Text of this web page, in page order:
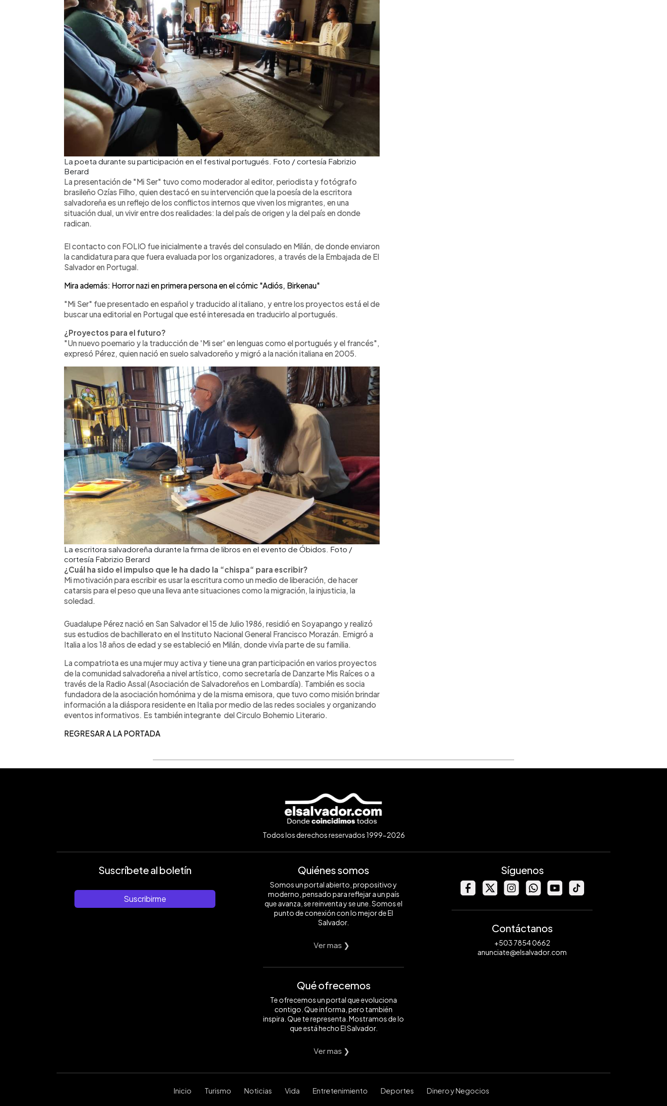
La poeta durante su participación en el festival portugués. Foto / cortesía Fabrizio
Berard
La presentación de "Mi Ser" tuvo como moderador al editor, periodista y fotógrafo
brasileño Ozías Filho, quien destacó en su intervención que la poesía de la escritora
salvadoreña es un reflejo de los conflictos internos que viven los migrantes, en una
situación dual, un vivir entre dos realidades: la del país de origen y la del país en donde
radican.
El contacto con FOLIO fue inicialmente a través del consulado en Milán, de donde enviaron
la candidatura para que fuera evaluada por los organizadores, a través de la Embajada de El
Salvador en Portugal.
Mira además: Horror nazi en primera persona en el cómic "Adiós, Birkenau"
"Mi Ser" fue presentado en español y traducido al italiano, y entre los proyectos está el de
buscar una editorial en Portugal que esté interesada en traducirlo al portugués.
¿Proyectos para el futuro?
"Un nuevo poemario y la traducción de 'Mi ser' en lenguas como el portugués y el francés",
expresó Pérez, quien nació en suelo salvadoreño y migró a la nación italiana en 2005.
La escritora salvadoreña durante la firma de libros en el evento de Óbidos. Foto /
cortesía Fabrizio Berard
¿Cuál ha sido el impulso que le ha dado la “chispa“ para escribir?
Mi motivación para escribir es usar la escritura como un medio de liberación, de hacer
catarsis para el peso que una lleva ante situaciones como la migración, la injusticia, la
soledad.
Guadalupe Pérez nació en San Salvador el 15 de Julio 1986, residió en Soyapango y realizó
sus estudios de bachillerato en el Instituto Nacional General Francisco Morazán. Emigró a
Italia a los 18 años de edad y se estableció en Milán, donde vivía parte de su familia.
La compatriota es una mujer muy activa y tiene una gran participación en varios proyectos
de la comunidad salvadoreña a nivel artístico, como secretaría de Danzarte Mis Raíces o a
través de la Radio Assal (Asociación de Salvadoreños en Lombardía). También es socia
fundadora de la asociación homónima y de la misma emisora, que tuvo como misión brindar
información a la diáspora residente en Italia por medio de las redes sociales y organizando
eventos informativos. Es también integrante del Circulo Bohemio Literario.
REGRESAR A LA PORTADA
Todos los derechos reservados 1999-2026
Suscríbete al boletín
Suscribirme
Quiénes somos
Somos un portal abierto, propositivo y
moderno, pensado para reflejar a un país
que avanza, se reinventa y se une. Somos el
punto de conexión con lo mejor de El
Salvador.
Ver mas ❯
Qué ofrecemos
Te ofrecemos un portal que evoluciona
contigo. Que informa, pero también
inspira. Que te representa. Mostramos de lo
que está hecho El Salvador.
Ver mas ❯
Síguenos
Contáctanos
+503 7854 0662
anunciate@elsalvador.com
Inicio Turismo Noticias Vida Entretenimiento Deportes Dinero y Negocios